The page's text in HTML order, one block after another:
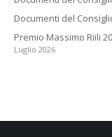
Documenti del
Premio Massimo Riili
Luglio 2026